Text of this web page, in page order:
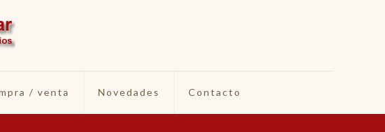
/ venta Novedades Contacto